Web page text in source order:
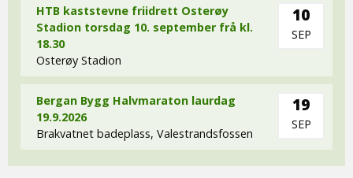
HTB kaststevne friidrett Osterøy
Stadion torsdag 10. september frå kl.
18.30
Osterøy Stadion
10
SEP
Bergan Bygg Halvmaraton laurdag
19.9.2026
Brakvatnet badeplass, Valestrandsfossen
19
SEP